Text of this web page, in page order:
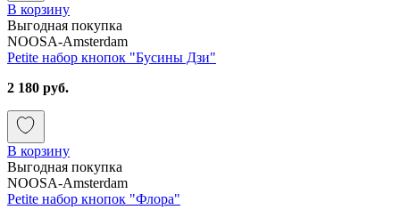
В корзину
Выгодная покупка
NOOSA-Amsterdam
Petite набор кнопок "Бусины Дзи"
2 180 руб.
В корзину
Выгодная покупка
NOOSA-Amsterdam
Petite набор кнопок "Флора"